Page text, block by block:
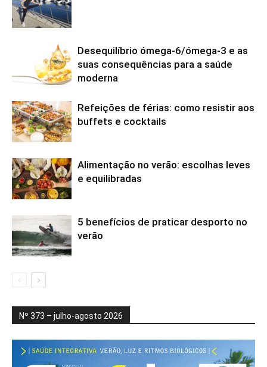
Desequilíbrio ómega-6/ómega-3 e as
suas consequências para a saúde
moderna
Refeições de férias: como resistir aos
buffets e cocktails
Alimentação no verão: escolhas leves
e equilibradas
5 benefícios de praticar desporto no
verão
Nº 373 – julho-agosto 2026